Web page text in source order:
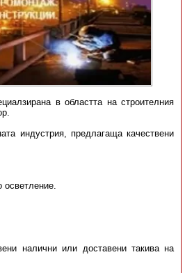
в областта на строителния
индустрия, предлагаща качествени
налични или доставени такива на